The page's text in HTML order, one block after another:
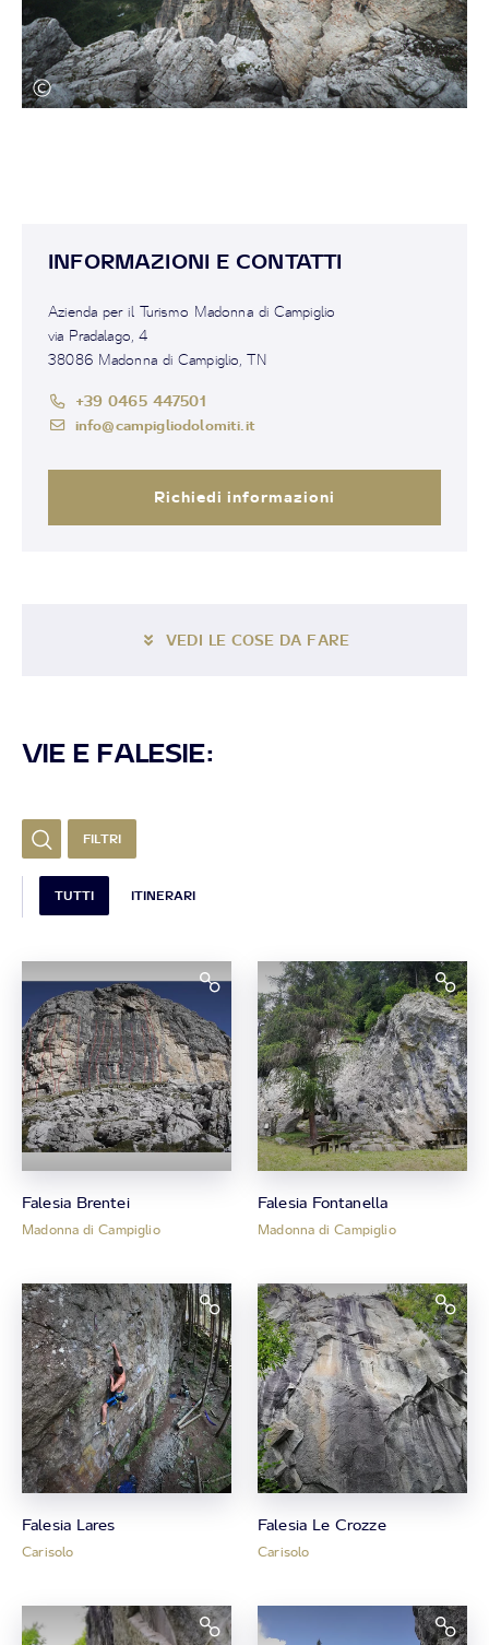
INFORMAZIONI E CONTATTI
Azienda per il Turismo Madonna di Campiglio
via Pradalago, 4
38086 Madonna di Campiglio, TN
+39 0465 447501
info@campigliodolomiti.it
Richiedi informazioni
VEDI LE COSE DA FARE
VIE E FALESIE:
FILTRI
TUTTI ITINERARI
Falesia Brentei
Madonna di Campiglio
Falesia Fontanella
Madonna di Campiglio
Falesia Lares
Carisolo
Falesia Le Crozze
Carisolo